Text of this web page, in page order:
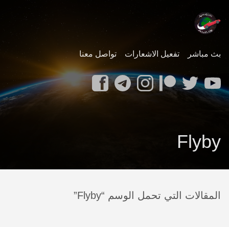
بث مباشر تفعيل الاشعارات تواصل معنا
Flyby
المقالات التي تحمل الوسم “Flyby”